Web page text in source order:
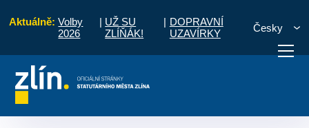
Aktuálně: Volby
2026
| UŽ SU
ZLÍŇÁK!
| DOPRAVNÍ
UZAVÍRKY
Česky